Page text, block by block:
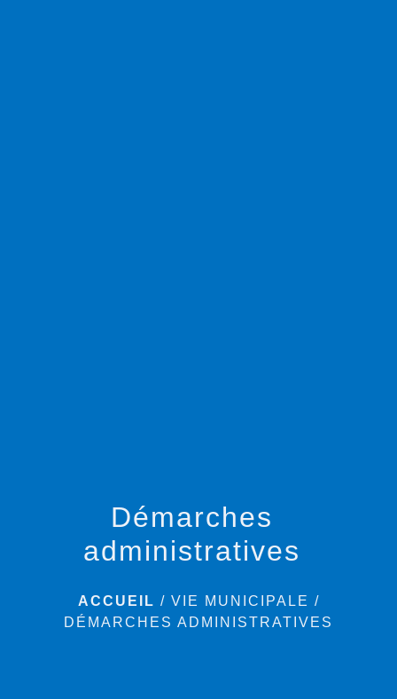
Démarches
administratives
ACCUEIL / VIE MUNICIPALE /
DÉMARCHES ADMINISTRATIVES